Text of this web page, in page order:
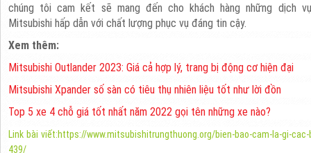
chúng tôi cam kết sẽ mang đến cho khách hàng những dịch
Mitsubishi hấp dẫn với chất lượng phục vụ đáng tin cậy.
Xem thêm:
Mitsubishi Outlander 2023: Giá cả hợp lý, trang bị động cơ hiện đại
Mitsubishi Xpander số sàn có tiêu thụ nhiên liệu tốt như lời đồn
Top 5 xe 4 chỗ giá tốt nhất năm 2022 gọi tên những xe nào?
Link bài viết:https://www.mitsubishitrungthuong.org/bien-bao-cam-la-gi-
439/